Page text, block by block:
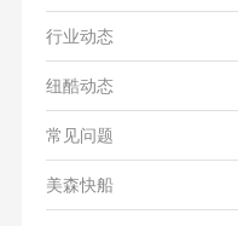
行业动态
纽酷动态
常见问题
美森快船